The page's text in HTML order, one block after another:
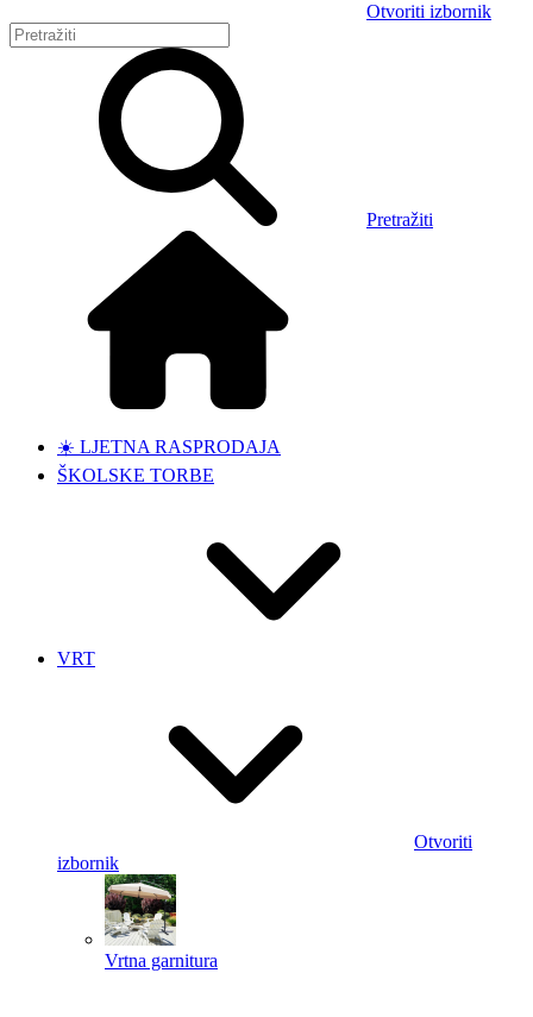
Otvoriti izbornik
Pretražiti
☀️ LJETNA RASPRODAJA
ŠKOLSKE TORBE
VRT
Otvoriti
izbornik
Vrtna garnitura